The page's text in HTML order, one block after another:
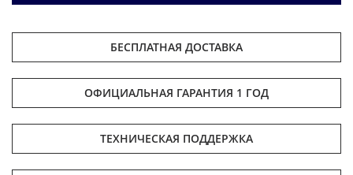
БЕСПЛАТНАЯ ДОСТАВКА
ОФИЦИАЛЬНАЯ ГАРАНТИЯ 1 ГОД
ТЕХНИЧЕСКАЯ ПОДДЕРЖКА